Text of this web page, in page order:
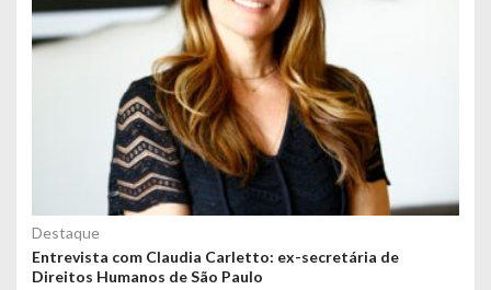
Destaque
Entrevista com Claudia Carletto: ex-secretária de
Direitos Humanos de São Paulo